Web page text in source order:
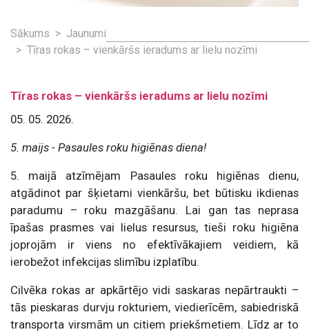
Sākums
Jaunumi
Tīras rokas – vienkāršs ieradums ar lielu nozīmi
Tīras rokas – vienkāršs ieradums ar lielu nozīmi
05. 05. 2026.
5. maijs - Pasaules roku higiēnas diena!
5. maijā atzīmējam Pasaules roku higiēnas dienu,
atgādinot par šķietami vienkāršu, bet būtisku ikdienas
paradumu – roku mazgāšanu. Lai gan tas neprasa
īpašas prasmes vai lielus resursus, tieši roku higiēna
joprojām ir viens no efektīvākajiem veidiem, kā
ierobežot infekcijas slimību izplatību.
Cilvēka rokas ar apkārtējo vidi saskaras nepārtraukti –
tās pieskaras durvju rokturiem, viedierīcēm, sabiedriskā
transporta virsmām un citiem priekšmetiem. Līdz ar to